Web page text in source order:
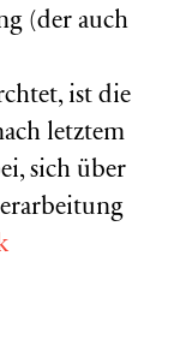
(der auch
ist die
letztem
sich über